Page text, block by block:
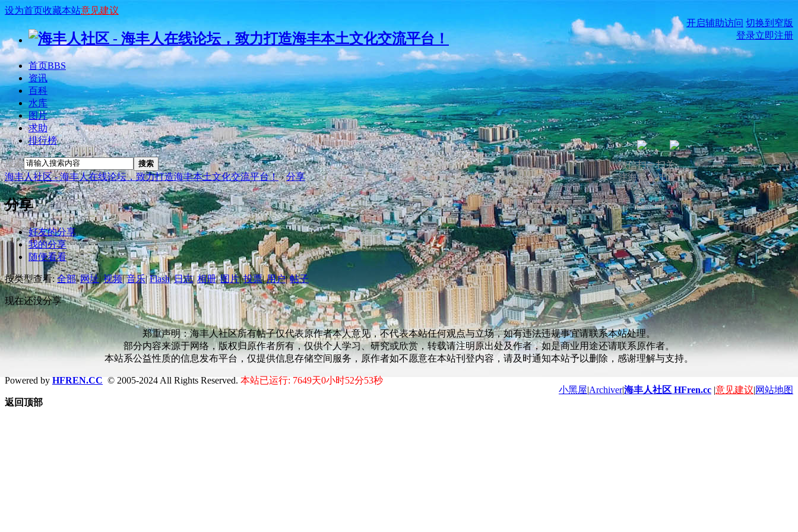
设为首页收藏本站意见建议
开启辅助访问 切换到窄版
登录立即注册
首页BBS
资讯
百科
水库
图片
求助
排行榜
搜索 搜索
海丰人社区 - 海丰人在线论坛，致力打造海丰本土文化交流平台！ › 分享
分享
好友的分享
我的分享
随便看看
按类型查看: 全部| 网址| 视频| 音乐| Flash| 日志| 相册| 图片| 投票| 用户| 帖子
现在还没分享
微信扫一扫关
注海丰人社区
公众号
郑重声明：海丰人社区所有帖子仅代表原作者本人意见，不代表本站任何观点与立场，如有违法违规事宜请联系本站处理。
部分内容来源于网络，版权归原作者所有，仅供个人学习、研究或欣赏，转载请注明原出处及作者，如是商业用途还请联系原作者。
本站系公益性质的信息发布平台，仅提供信息存储空间服务，原作者如不愿意在本站刊登内容，请及时通知本站予以删除，感谢理解与支持。
小黑屋|Archiver|海丰人社区 HFren.cc |意见建议|网站地图
Powered by HFREN.CC © 2005-2024 All Rights Reserved. 本站已运行: 7649天0小时52分53秒
返回顶部